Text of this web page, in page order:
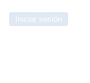
Iniciar sesión